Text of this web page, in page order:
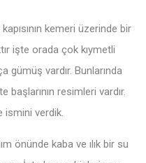
kemeri üzerinde bir
işte orada çok kıymetli
gümüş vardır. Bunlarında
başlarının resimleri vardır.
ismini verdik.
önünde kaba ve ılık bir su